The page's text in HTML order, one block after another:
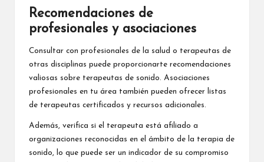
Recomendaciones de
profesionales y asociaciones
Consultar con profesionales de la salud o terapeutas de
otras disciplinas puede proporcionarte recomendaciones
valiosas sobre terapeutas de sonido. Asociaciones
profesionales en tu área también pueden ofrecer listas
de terapeutas certificados y recursos adicionales.
Además, verifica si el terapeuta está afiliado a
organizaciones reconocidas en el ámbito de la terapia de
sonido, lo que puede ser un indicador de su compromiso